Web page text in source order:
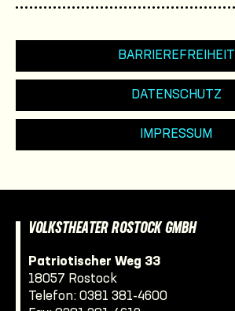
BARRIEREFREIHEIT
DATENSCHUTZ
IMPRESSUM
VOLKSTHEATER ROSTOCK GMBH
Patriotischer Weg 33
18057 Rostock
Telefon: 0381 381-4600